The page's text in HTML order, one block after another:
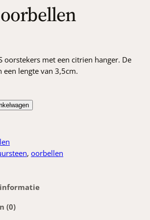
oorstekers met een citrien hanger. De
lengte van 3,5cm.
, oorbellen
(0)